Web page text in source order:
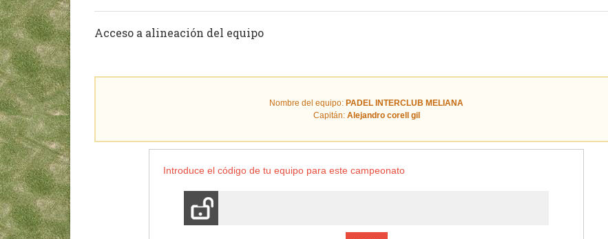
Acceso a alineación del equipo
Nombre del equipo: PADEL INTERCLUB MELIANA
Capitán: Alejandro corell gil
Introduce el código de tu equipo para este campeonato